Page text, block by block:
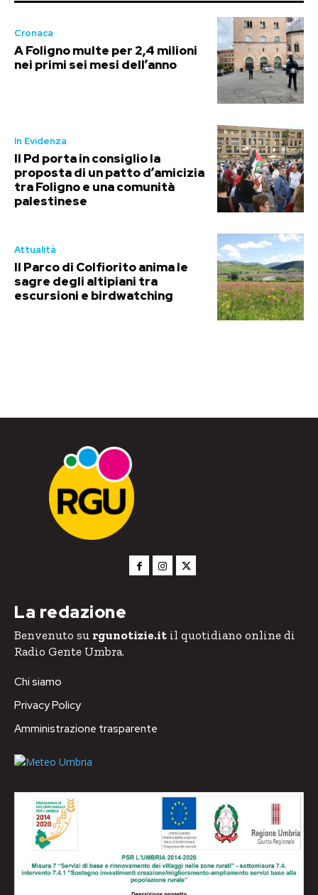
Cronaca
A Foligno multe per 2,4 milioni
nei primi sei mesi dell’anno
In Evidenza
Il Pd porta in consiglio la
proposta di un patto d’amicizia
tra Foligno e una comunità
palestinese
Attualità
Il Parco di Colfiorito anima le
sagre degli altipiani tra
escursioni e birdwatching
RGU Notizie
La redazione
Benvenuto su rgunotizie.it il quotidiano online di
Radio Gente Umbra.
Chi siamo
Privacy Policy
Amministrazione trasparente